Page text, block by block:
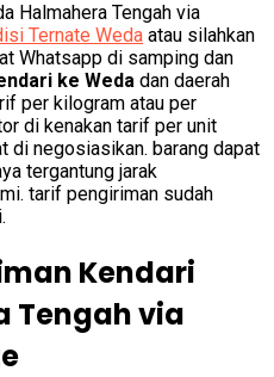
Halmahera Tengah via
Ternate Weda atau silahkan
Whatsapp di samping dan
ke Weda dan daerah
per kilogram atau per
di kenakan tarif per unit
di negosiasikan. barang dapat
tergantung jarak
tarif pengiriman sudah
Kendari
Tengah via